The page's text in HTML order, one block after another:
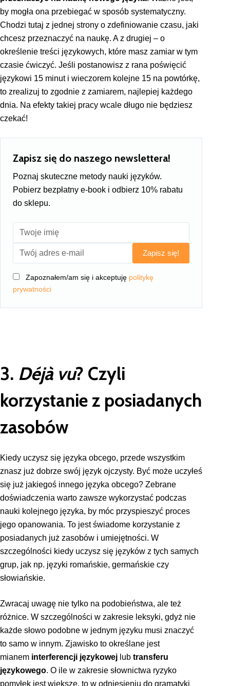
by mogła ona przebiegać w sposób systematyczny.
Chodzi tutaj z jednej strony o zdefiniowanie czasu, jaki
chcesz przeznaczyć na naukę. A z drugiej – o
określenie treści językowych, które masz zamiar w tym
czasie ćwiczyć. Jeśli postanowisz z rana poświęcić
językowi 15 minut i wieczorem kolejne 15 na powtórkę,
to zrealizuj to zgodnie z zamiarem, najlepiej każdego
dnia. Na efekty takiej pracy wcale długo nie będziesz
czekać!
Zapisz się do naszego newslettera!
Poznaj skuteczne metody nauki języków.
Pobierz bezpłatny e-book i odbierz 10% rabatu
do sklepu.
Zapisz się!
Zapoznałem/am się i akceptuję politykę
prywatności
3. Déjà vu? Czyli
korzystanie z posiadanych
zasobów
Kiedy uczysz się języka obcego, przede wszystkim
znasz już dobrze swój język ojczysty. Być może uczyłeś
się już jakiegoś innego języka obcego? Zebrane
doświadczenia warto zawsze wykorzystać podczas
nauki kolejnego języka, by móc przyspieszyć proces
jego opanowania. To jest świadome korzystanie z
posiadanych już zasobów i umiejętności. W
szczególności kiedy uczysz się języków z tych samych
grup, jak np. języki romańskie, germańskie czy
słowiańskie.
Zwracaj uwagę nie tylko na podobieństwa, ale też
różnice. W szczególności w zakresie leksyki, gdyż nie
każde słowo podobne w jednym języku musi znaczyć
to samo w innym. Zjawisko to określane jest
mianem interferencji językowej lub transferu
językowego. O ile w zakresie słownictwa ryzyko
pomyłek jest większe, to w odniesieniu do gramatyki